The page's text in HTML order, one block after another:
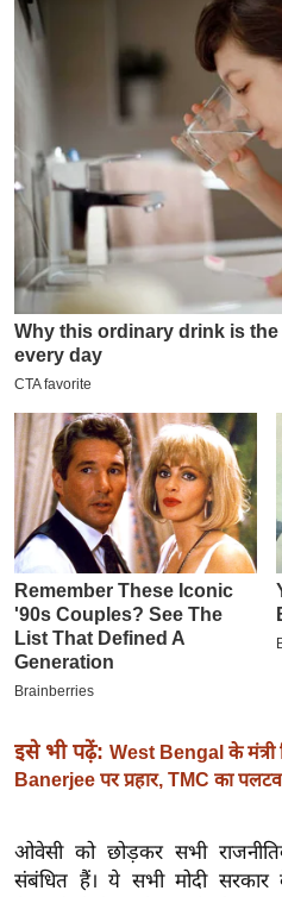
ट
I
P
2
0
2
6
क्रा
म
ई
पे
प
र
मि
सा
ल
बे
मि
ल
श
य
त
इसे भी पढ़ें: West Bengal के मंत्री
Banerjee पर प्रहार, TMC का
ओवेसी को छोड़कर सभी
संबंधित हैं। ये सभी मोदी